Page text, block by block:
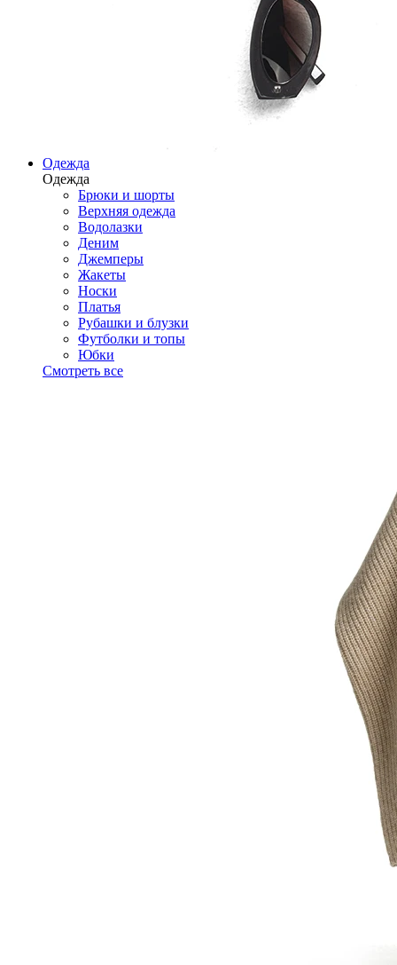
Одежда
Одежда
Брюки и шорты
Верхняя одежда
Водолазки
Деним
Джемперы
Жакеты
Носки
Платья
Рубашки и блузки
Футболки и топы
Юбки
Смотреть все